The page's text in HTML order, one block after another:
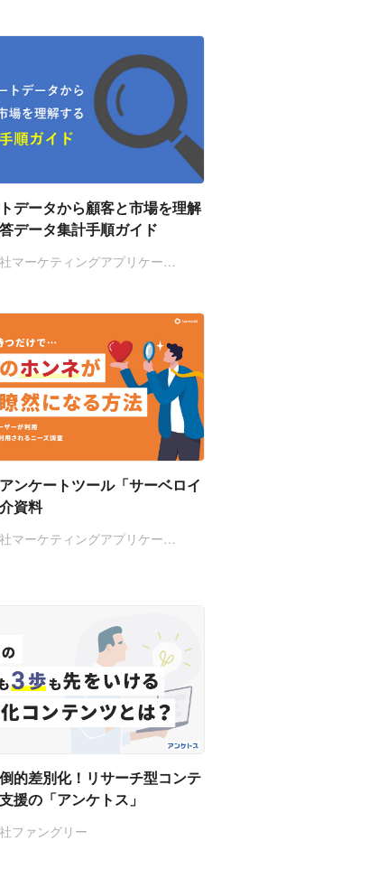
データから顧客と市場を理解
データ集計手順ガイド
マーケティングアプリケー…
ンケートツール「サーベロイ
資料
マーケティングアプリケー…
的差別化！リサーチ型コンテ
援の「アンケトス」
ファングリー